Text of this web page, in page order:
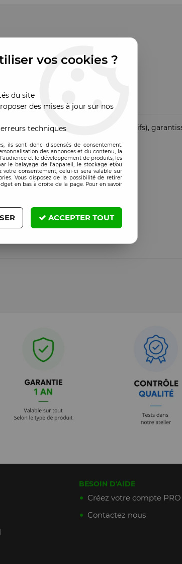
UDI (Identifiant Unique des Dispositifs),
BESOIN D'AIDE
Créez votre compte PRO
Contactez nous
vos cookies ?
du site
des mises à jour sur nos
techniques
ils sont donc dispensés de consentement.
des annonces et du contenu, la
et le développement de produits, les
le balayage de l'appareil, le stockage et/ou
consentement, celui-ci sera valable sur
Vous disposez de la possibilité de retirer
en bas à droite de la page. Pour en savoir
ACCEPTER TOUT